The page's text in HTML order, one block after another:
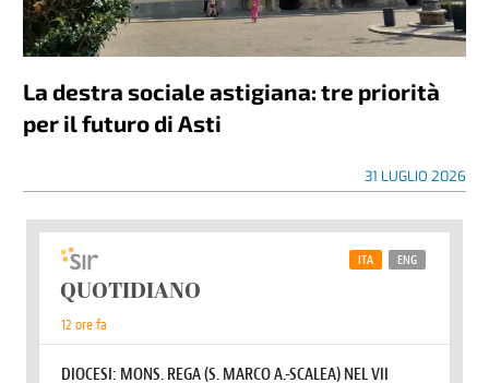
La destra sociale astigiana: tre priorità
per il futuro di Asti
31 LUGLIO 2026